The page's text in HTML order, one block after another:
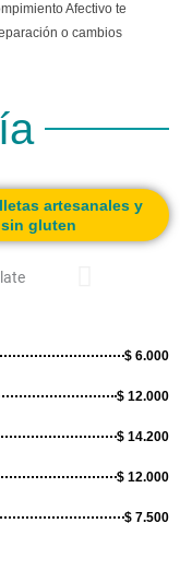
Afectivo te
o cambios
artesanales y
gluten
$ 6.000
$ 12.000
$ 14.200
$ 12.000
$ 7.500